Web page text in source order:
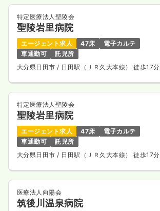
特定医療法人聖陵会
聖陵岩里病院
エージェント求人 47床
電子カルテ
車通勤可
託児所
大分県日田市/ 日田駅（ＪＲ久大本線） 徒歩17分
特定医療法人聖陵会
聖陵岩里病院
エージェント求人 47床
電子カルテ
車通勤可
託児所
大分県日田市/ 日田駅（ＪＲ久大本線） 徒歩17分
医療法人向陽会
筑後川温泉病院